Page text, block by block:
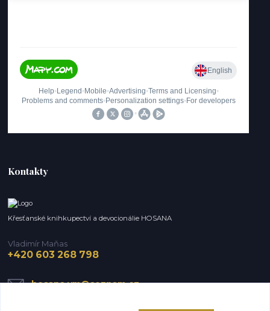
Kontakty
Křesťanské knihkupectví a devocionálie HOSANA
Vladimír Maňas
+420 603 268 798
hosana.vm@seznam.cz